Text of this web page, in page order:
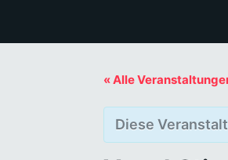
« Alle
Diese